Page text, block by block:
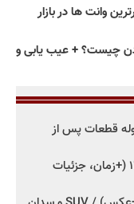
در ایران: معرفی 25 تا از برترین وانت ها در بازار
چیست؟ + عیب یابی و
قطعات پس از
شروع فروش کوییک S سایپا -مرداد ۱۴۰۵ (+زمان، جزئیات